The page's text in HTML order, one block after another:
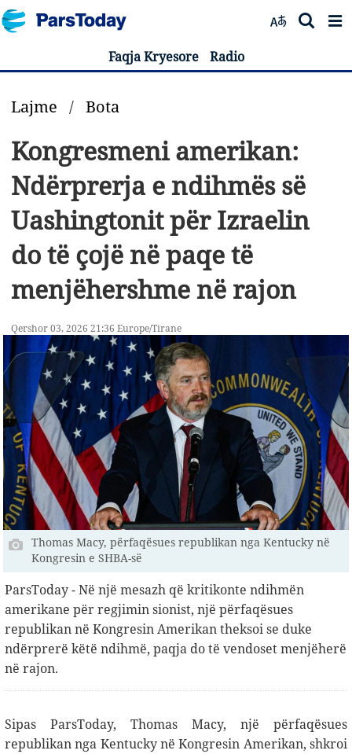
Faqja Kryesore Radio
Lajme / Bota
Kongresmeni amerikan:
Ndërprerja e ndihmës së
Uashingtonit për Izraelin
do të çojë në paqe të
menjëhershme në rajon
Qershor 03, 2026 21:36 Europe/Tirane
Thomas Macy, përfaqësues republikan nga Kentucky në
Kongresin e SHBA-së
ParsToday - Në një mesazh që kritikonte ndihmën
amerikane për regjimin sionist, një përfaqësues
republikan në Kongresin Amerikan theksoi se duke
ndërprerë këtë ndihmë, paqja do të vendoset menjëherë
në rajon.
Sipas ParsToday, Thomas Macy, një përfaqësues
republikan nga Kentucky në Kongresin Amerikan, shkroi